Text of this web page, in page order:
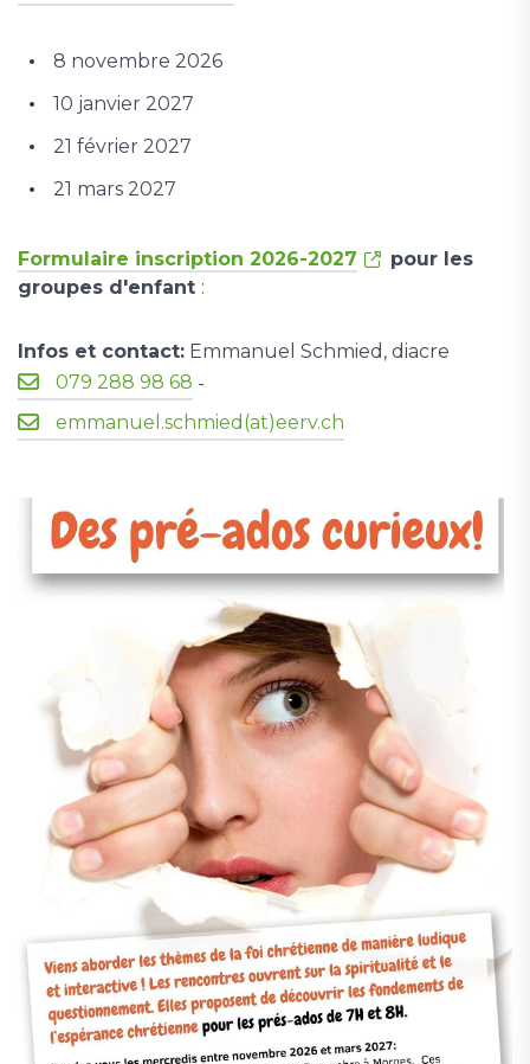
8 novembre 2026
10 janvier 2027
21 février 2027
21 mars 2027
Formulaire inscription 2026-2027
pour les
groupes d'enfant :
Infos et contact: Emmanuel Schmied, diacre
079 288 98 68 -
emmanuel.schmied(at)eerv.ch